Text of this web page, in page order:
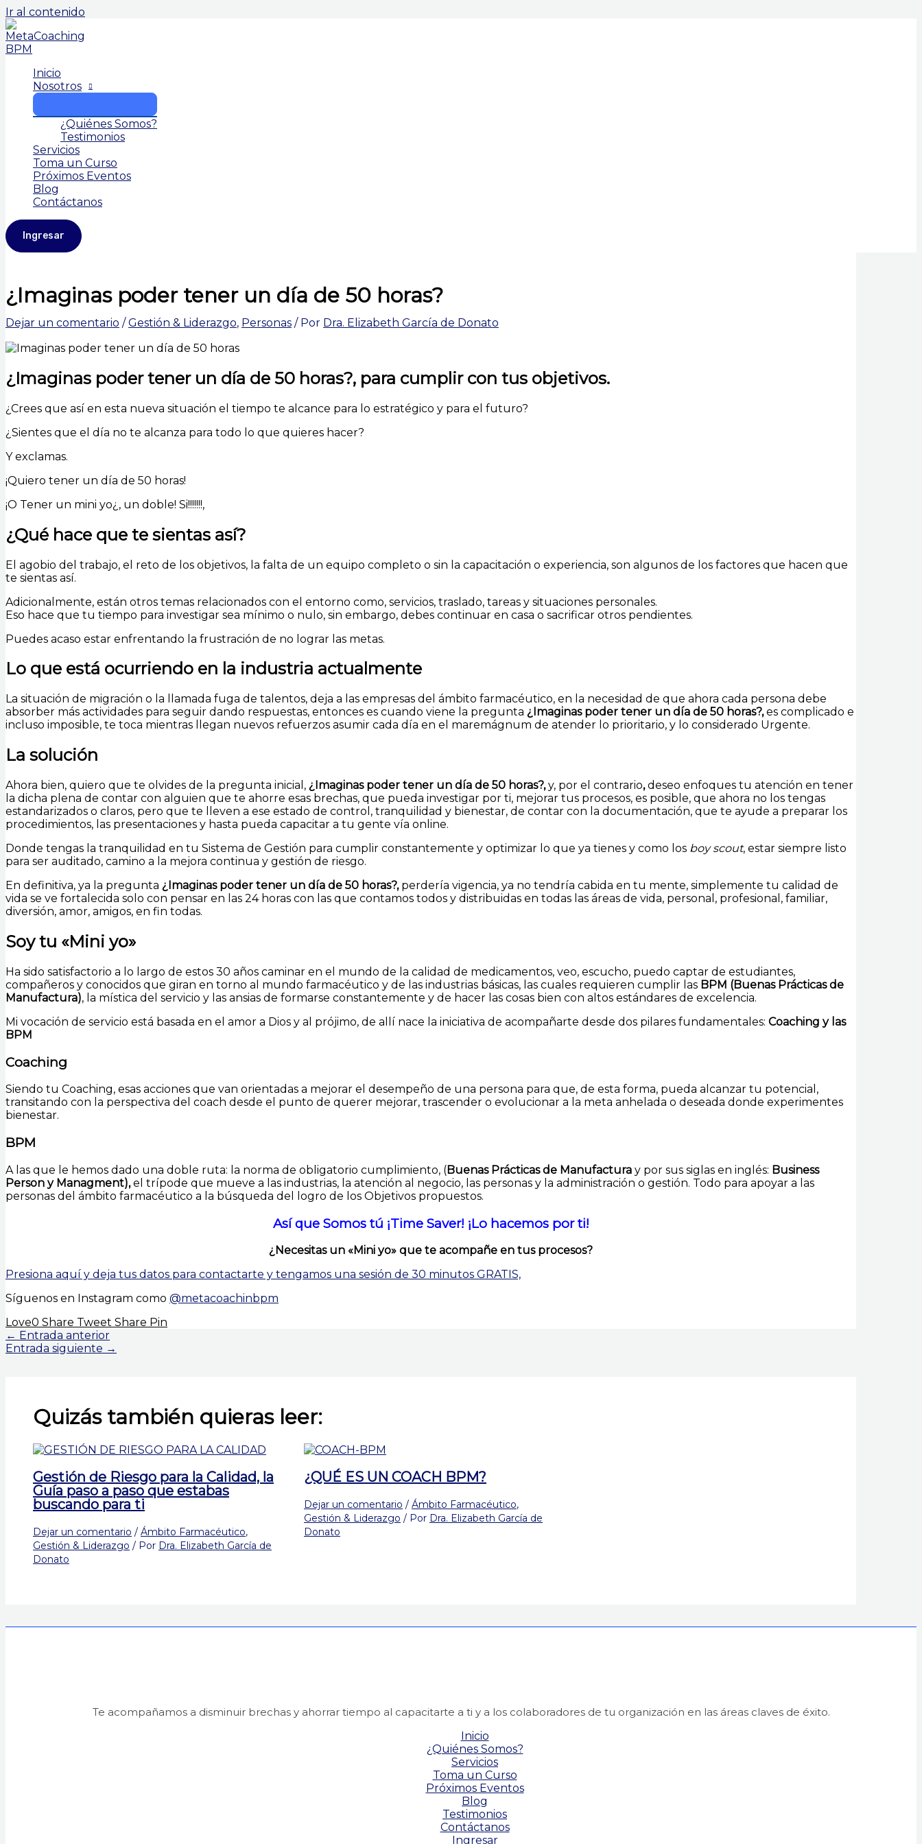
Ir al contenido
Inicio
Nosotros
¿Quiénes Somos?
Testimonios
Servicios
Toma un Curso
Próximos Eventos
Blog
Contáctanos
Ingresar
¿Imaginas poder tener un día de 50 horas?
Dejar un comentario /Gestión & Liderazgo, Personas / Por Dra. Elizabeth García de Donato
¿Imaginas poder tener un día de 50 horas?, para cumplir con tus objetivos.
¿Crees que así en esta nueva situación el tiempo te alcance para lo estratégico y para el futuro?
¿Sientes que el día no te alcanza para todo lo que quieres hacer?
Y exclamas.
¡Quiero tener un día de 50 horas!
¡O Tener un mini yo¿, un doble! Si!!!!!!!,
¿Qué hace que te sientas así?
El agobio del trabajo, el reto de los objetivos, la falta de un equipo completo o sin la capacitación o experiencia, son algunos de los factores que hacen que
te sientas así.
Adicionalmente, están otros temas relacionados con el entorno como, servicios, traslado, tareas y situaciones personales.
Eso hace que tu tiempo para investigar sea mínimo o nulo, sin embargo, debes continuar en casa o sacrificar otros pendientes.
Puedes acaso estar enfrentando la frustración de no lograr las metas.
Lo que está ocurriendo en la industria actualmente
La situación de migración o la llamada fuga de talentos, deja a las empresas del ámbito farmacéutico, en la necesidad de que ahora cada persona debe
absorber más actividades para seguir dando respuestas, entonces es cuando viene la pregunta ¿Imaginas poder tener un día de 50 horas?,es complicado e
incluso imposible, te toca mientras llegan nuevos refuerzos asumir cada día en el maremágnum de atender lo prioritario, y lo considerado Urgente.
La solución
Ahora bien, quiero que te olvides de la pregunta inicial, ¿Imaginas poder tener un día de 50 horas?,y, por el contrario,deseo enfoques tu atención en tener
la dicha plena de contar con alguien que te ahorre esas brechas, que pueda investigar por ti, mejorar tus procesos, es posible, que ahora no los tengas
estandarizados o claros, pero que te lleven a ese estado de control, tranquilidad y bienestar, de contar con la documentación, que te ayude a preparar los
procedimientos, las presentaciones y hasta pueda capacitar a tu gente vía online.
Donde tengas la tranquilidad en tu Sistema de Gestión para cumplir constantemente y optimizar lo que ya tienes y como los boy scout, estar siempre listo
para ser auditado, camino a la mejora continua y gestión de riesgo.
En definitiva, ya la pregunta ¿Imaginas poder tener un día de 50 horas?, perdería vigencia, ya no tendría cabida en tu mente, simplemente tu calidad de
vida se ve fortalecida solo con pensar en las 24 horas con las que contamos todos y distribuidas en todas las áreas de vida, personal, profesional, familiar,
diversión, amor, amigos, en fin todas.
Soy tu «Mini yo»
Ha sido satisfactorio a lo largo de estos 30 años caminar en el mundo de la calidad de medicamentos, veo, escucho, puedo captar de estudiantes,
compañeros y conocidos que giran en torno al mundo farmacéutico y de las industrias básicas, las cuales requieren cumplir las BPM (Buenas Prácticas de
Manufactura), la mística del servicio y las ansias de formarse constantemente y de hacer las cosas bien con altos estándares de excelencia.
Mi vocación de servicio está basada en el amor a Dios y al prójimo, de allí nace la iniciativa de acompañarte desde dos pilares fundamentales: Coaching y las
BPM
Coaching
Siendo tu Coaching, esas acciones que van orientadas a mejorar el desempeño de una persona para que, de esta forma, pueda alcanzar tu potencial,
transitando con la perspectiva del coach desde el punto de querer mejorar, trascender o evolucionar a la meta anhelada o deseada donde experimentes
bienestar.
BPM
A las que le hemos dado una doble ruta: la norma de obligatorio cumplimiento, (Buenas Prácticas de Manufactura y por sus siglas en inglés: Business
Person y Managment),el trípode que mueve a las industrias, la atención al negocio, las personas y la administración o gestión. Todo para apoyar a las
personas del ámbito farmacéutico a la búsqueda del logro de los Objetivos propuestos.
Así que Somos tú ¡Time Saver! ¡Lo hacemos por ti!
¿Necesitas un «Mini yo» que te acompañe en tus procesos?
Presiona aquí y deja tus datos para contactarte y tengamos una sesión de 30 minutos GRATIS,
Síguenos en Instagram como @metacoachinbpm
Love0 Share Tweet Share Pin
← Entrada anterior
Entrada siguiente →
Quizás también quieras leer:
Gestión de Riesgo para la Calidad, la
Guía paso a paso que estabas
buscando para ti
Dejar un comentario / Ámbito Farmacéutico,
Gestión & Liderazgo / Por Dra. Elizabeth García de
Donato
¿QUÉ ES UN COACH BPM?
Dejar un comentario / Ámbito Farmacéutico,
Gestión & Liderazgo / Por Dra. Elizabeth García de
Donato
Te acompañamos a disminuir brechas y ahorrar tiempo al capacitarte a ti y a los colaboradores de tu organización en las áreas claves de éxito.
Inicio
¿Quiénes Somos?
Servicios
Toma un Curso
Próximos Eventos
Blog
Testimonios
Contáctanos
Ingresar